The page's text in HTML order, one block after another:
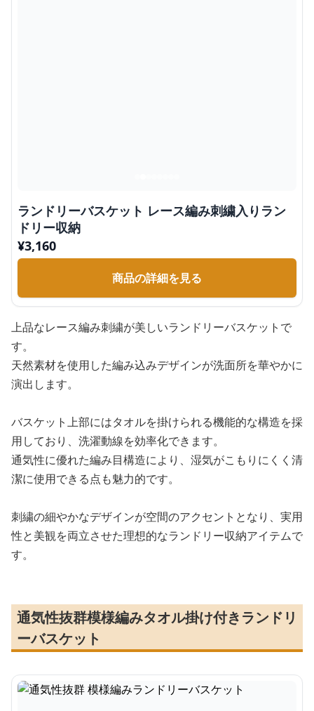
ランドリーバスケット レース編み刺繍入りラン
ドリー収納
¥3,160
商品の詳細を見る
上品なレース編み刺繍が美しいランドリーバスケットで
す。
天然素材を使用した編み込みデザインが洗面所を華やかに
演出します。
バスケット上部にはタオルを掛けられる機能的な構造を採
用しており、洗濯動線を効率化できます。
通気性に優れた編み目構造により、湿気がこもりにくく清
潔に使用できる点も魅力的です。
刺繍の細やかなデザインが空間のアクセントとなり、実用
性と美観を両立させた理想的なランドリー収納アイテムで
す。
通気性抜群模様編みタオル掛け付きランドリ
ーバスケット